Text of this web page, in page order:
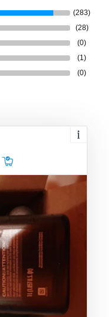
(283)
(28)
(0)
(1)
(0)